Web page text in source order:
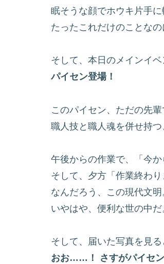
眠そうな顔でホウキ片手
たったこれだけのことな
そして、本日のメインイ
パイセン登場！
このパイセン、ただの先輩
職人技と職人魂を併せ持つ
午後からの作業で、「今か
そして、夕方「作業終わり
なんだろう、この現代文明
いやはや、便利な世の中だ
そして、届いた写真を見
おお……！ さすがパイセン